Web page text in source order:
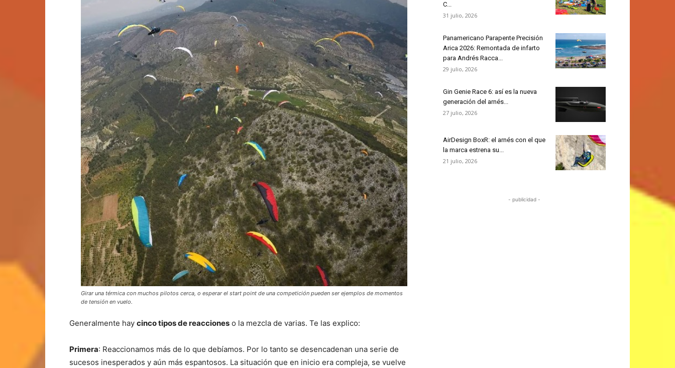
Girar una térmica con muchos pilotos cerca, o esperar el start point de una competición pueden ser ejemplos de momentos
de tensión en vuelo.
Generalmente hay cinco tipos de reacciones o la mezcla de varias. Te las explico:
Primera: Reaccionamos más de lo que debíamos. Por lo tanto se desencadenan una serie de
sucesos inesperados y aún más espantosos. La situación que en inicio era compleja, se vuelve
C...
31 julio, 2026
Panamericano Parapente Precisión
Arica 2026: Remontada de infarto
para Andrés Racca...
29 julio, 2026
Gin Genie Race 6: así es la nueva
generación del arnés...
27 julio, 2026
AirDesign BoxR: el arnés con el que
la marca estrena su...
21 julio, 2026
- publicidad -